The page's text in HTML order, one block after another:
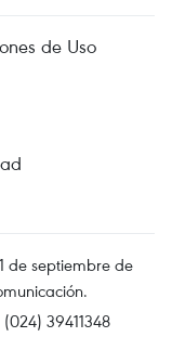
de Uso
de septiembre de
39411348